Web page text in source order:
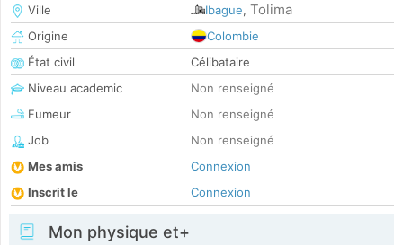
Ville
Ibague, Tolima
Origine
Colombie
État civil
Célibataire
Niveau academic
Non renseigné
Fumeur
Non renseigné
Job
Non renseigné
Mes amis
Connexion
Inscrit le
Connexion
Mon physique et+